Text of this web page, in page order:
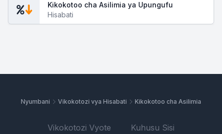
Kikokotoo cha Asilimia ya Upungufu
Hisabati
Nyumbani Vikokotozi vya Hisabati Kikokotoo cha Asilimia
Vikokotozi Vyote
Kuhusu Sisi